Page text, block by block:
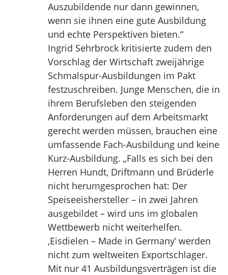
Auszubildende nur dann gewinnen,
wenn sie ihnen eine gute Ausbildung
und echte Perspektiven bieten.“
Ingrid Sehrbrock kritisierte zudem den
Vorschlag der Wirtschaft zweijährige
Schmalspur-Ausbildungen im Pakt
festzuschreiben. Junge Menschen, die in
ihrem Berufsleben den steigenden
Anforderungen auf dem Arbeitsmarkt
gerecht werden müssen, brauchen eine
umfassende Fach-Ausbildung und keine
Kurz-Ausbildung. „Falls es sich bei den
Herren Hundt, Driftmann und Brüderle
nicht herumgesprochen hat: Der
Speiseeishersteller – in zwei Jahren
ausgebildet – wird uns im globalen
Wettbewerb nicht weiterhelfen.
‚Eisdielen – Made in Germany’ werden
nicht zum weltweiten Exportschlager.
Mit nur 41 Ausbildungsverträgen ist die